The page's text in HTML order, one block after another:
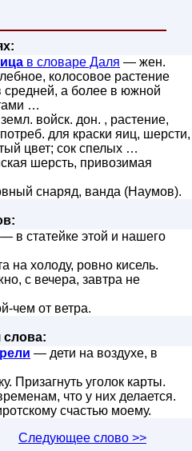
в словаре Даля — жен.
колосовое растение
средней, а более в южной
…
войск. дон. , растение,
для краски яиц, шерсти,
цвет; сок спелых …
шерсть, привозимая
снаряд, ванда (Наумов).
— в статейке этой и нашего
на холоду, ровно кисель.
с вечера, завтра не
чем от ветра.
— дети на воздухе, в
Призагнуть уголок карты.
что у них делается.
счастью моему.
Следующее слово >>